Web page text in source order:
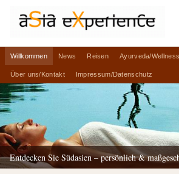
Willkommen News Reisen Ayurveda/Wellness
Über uns/Kontakt Impressum/Datenschutz
Entdecken Sie Südasien – persönlich &